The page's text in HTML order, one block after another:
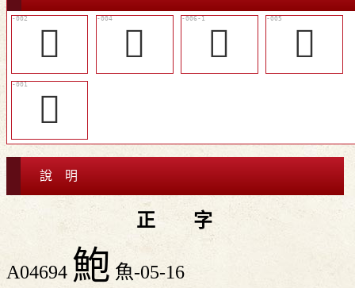
󶷵 󶷶 󶷸
󶷷
󶷴
說 明
正 字
A04694 鮑 魚-05-16